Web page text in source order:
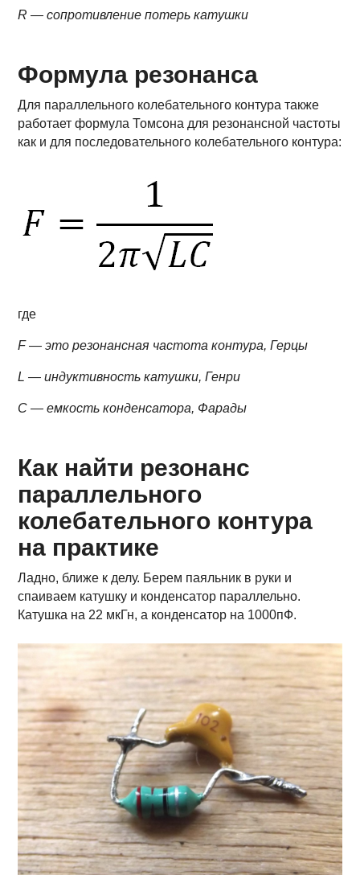
R — сопротивление потерь катушки
Формула резонанса
Для параллельного колебательного контура также
работает формула Томсона для резонансной частоты
как и для последовательного колебательного контура:
где
F — это резонансная частота контура, Герцы
L — индуктивность катушки, Генри
С — емкость конденсатора, Фарады
Как найти резонанс
параллельного
колебательного контура
на практике
Ладно, ближе к делу. Берем паяльник в руки и
спаиваем катушку и конденсатор параллельно.
Катушка на 22 мкГн, а конденсатор на 1000пФ.